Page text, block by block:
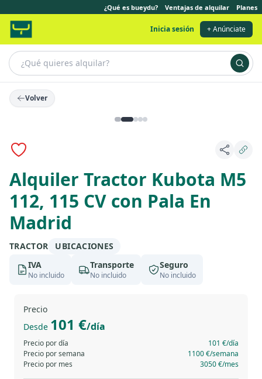
¿Qué es bueydu? Ventajas de alquilar Planes
Inicia sesión + Anúnciate
Volver
Alquiler Tractor Kubota M5
112, 115 CV con Pala En
Madrid
TRACTOR
UBICACIONES
IVA
No incluido
Transporte
No incluido
Seguro
No incluido
Precio
Desde 101 €/día
Precio por día 101 €/día
Precio por semana
1100 €/semana
Precio por mes
3050 €/mes